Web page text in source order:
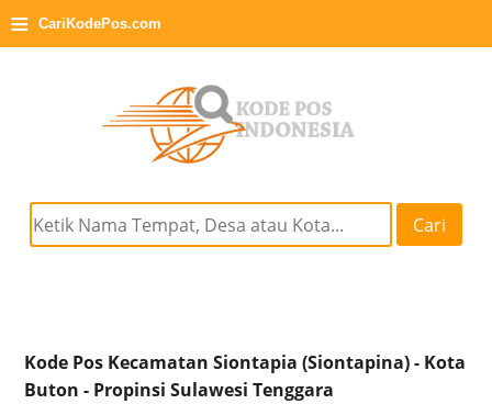
≡ CariKodePos.com
Cari
Kode Pos Kecamatan Siontapia (Siontapina) - Kota
Buton - Propinsi Sulawesi Tenggara